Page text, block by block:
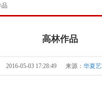
品
高林作品
2016-05-03 17:28:49 来源： 华夏